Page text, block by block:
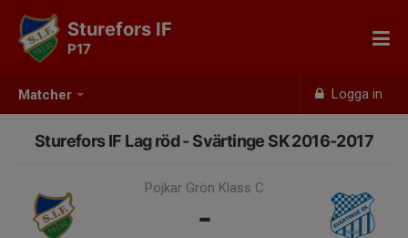
Matcher Logga in
Sturefors IF
P17
Sturefors IF Lag röd - Svärtinge SK 2016-2017
Pojkar Grön Klass C
-